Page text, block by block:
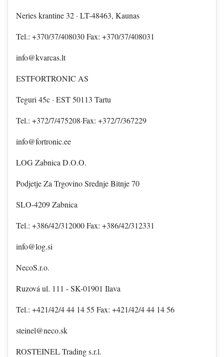
Neries krantine 32 · LT-48463, Kaunas
Tel.: +370/37/408030 Fax: +370/37/408031
info@kvarcas.lt
ESTFORTRONIC AS
Teguri 45c · EST 50113 Tartu
Tel.: +372/7/475208·Fax: +372/7/367229
info@fortronic.ee
LOG Zabnica D.O.O.
Podjetje Za Trgovino Srednje Bitnje 70
SLO-4209 Zabnica
Tel.: +386/42/312000 Fax: +386/42/312331
info@log.si
NecoS.r.o.
Ruzová ul. 111 - SK-01901 Ilava
Tel.: +421/42/4 44 14 55 Fax: +421/42/4 44 14 56
steinel@neco.sk
ROSTEINEL Trading s.r.l.